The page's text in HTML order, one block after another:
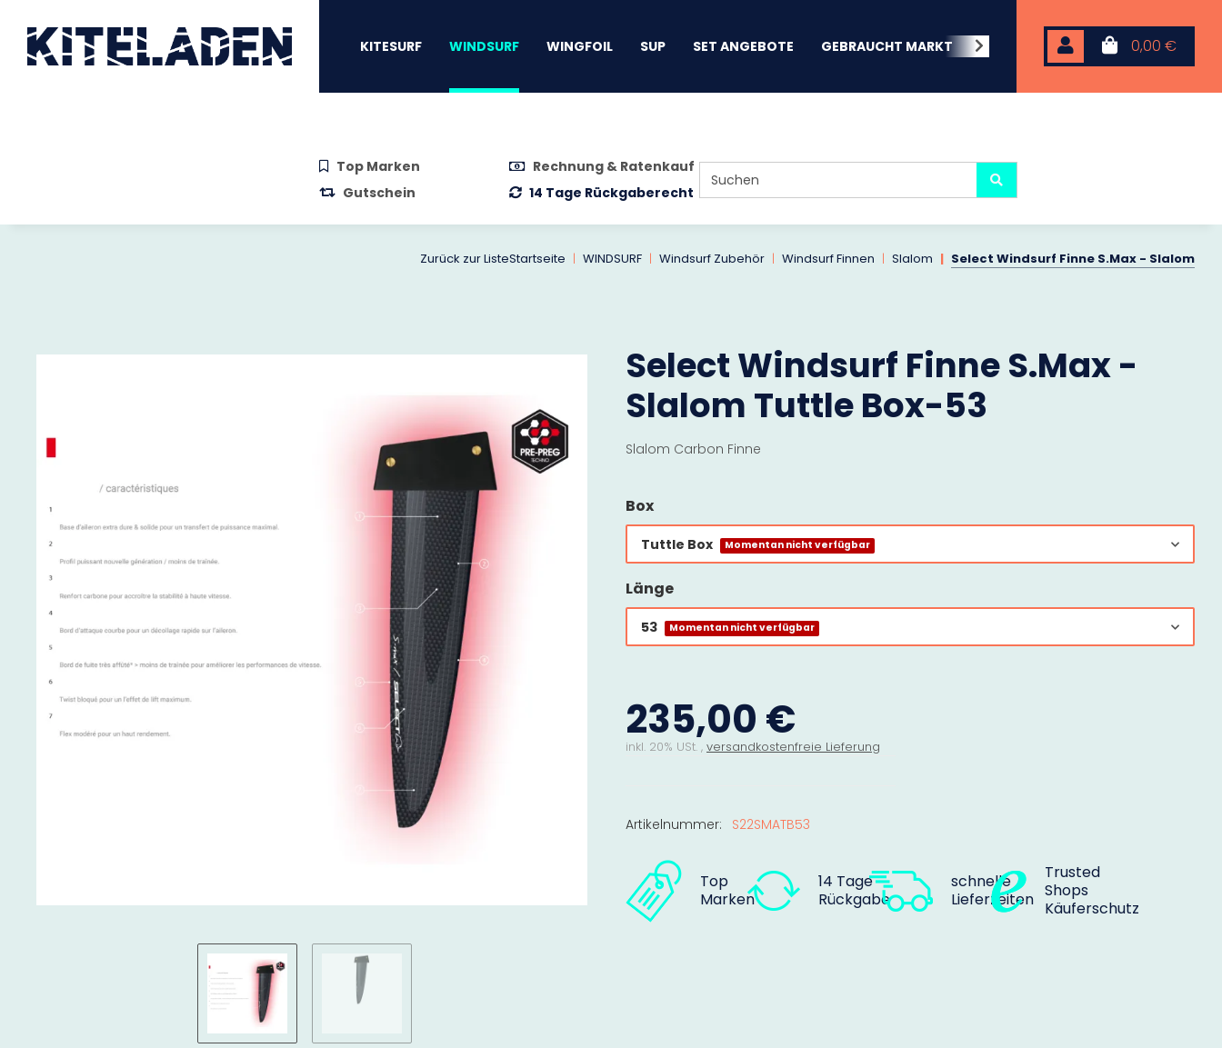
0,00 €
KITESURF WINDSURF WINGFOIL SUP SET ANGEBOTE GEBRAUCHT MARKT BEACHWEAR NEOPREN
Top Marken
Rechnung & Ratenkauf
Gutschein
14 Tage Rückgaberecht
Zurück zur ListeStartseite WINDSURF Windsurf Zubehör Windsurf Finnen Slalom Select Windsurf Finne S.Max - Slalom
Select Windsurf Finne S.Max -
Slalom Tuttle Box-53
Slalom Carbon Finne
Box
Tuttle Box Momentan nicht verfügbar
Länge
53 Momentan nicht verfügbar
235,00 €
inkl. 20% USt. , versandkostenfreie Lieferung
Artikelnummer: S22SMATB53
Top
Marken
14 Tage
Rückgabe
schnelle
Lieferzeiten
Trusted
Shops
Käuferschutz